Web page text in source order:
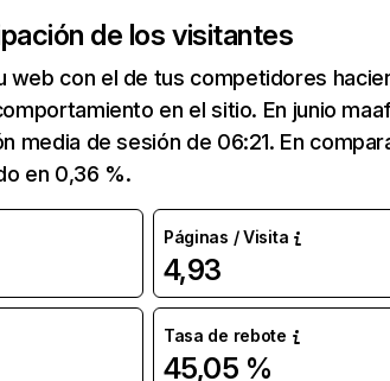
de los visitantes
web con el de tus competidores
en el sitio. En junio
media de sesión de 06:21. En
en 0,36 %.
Páginas / Visita
4,93
Tasa de rebote
45,05 %